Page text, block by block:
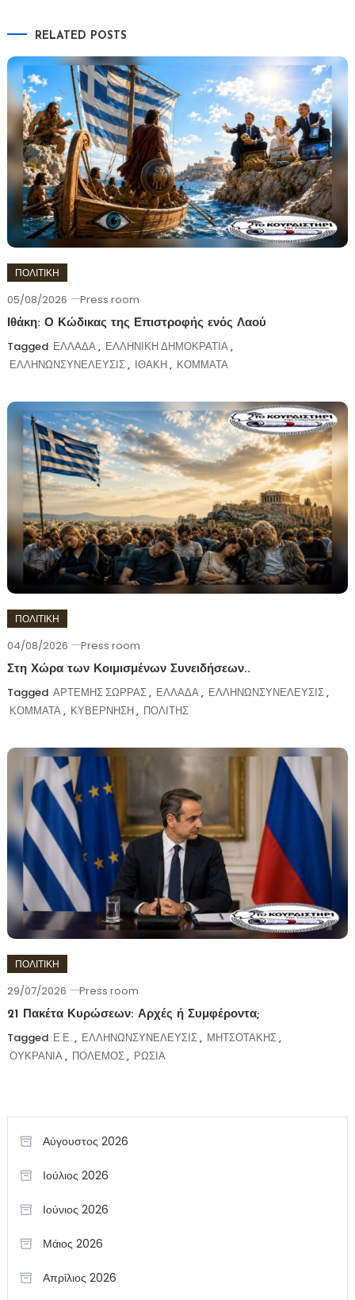
RELATED POSTS
ΠΟΛΙΤΙΚΗ
05/08/2026 Press room
Ιθάκη: Ο Κώδικας της Επιστροφής ενός Λαού
Tagged ΕΛΛΑΔΑ, ΕΛΛΗΝΙΚΗ ΔΗΜΟΚΡΑΤΙΑ,
ΕΛΛΗΝΩΝΣΥΝΕΛΕΥΣΙΣ, ΙΘΑΚΗ, ΚΟΜΜΑΤΑ
ΠΟΛΙΤΙΚΗ
04/08/2026 Press room
Στη Χώρα των Κοιμισμένων Συνειδήσεων..
Tagged ΑΡΤΕΜΗΣ ΣΩΡΡΑΣ, ΕΛΛΑΔΑ, ΕΛΛΗΝΩΝΣΥΝΕΛΕΥΣΙΣ,
ΚΟΜΜΑΤΑ, ΚΥΒΕΡΝΗΣΗ, ΠΟΛΙΤΗΣ
ΠΟΛΙΤΙΚΗ
29/07/2026 Press room
21 Πακέτα Κυρώσεων: Αρχές ή Συμφέροντα;
Tagged Ε.Ε. , ΕΛΛΗΝΩΝΣΥΝΕΛΕΥΣΙΣ, ΜΗΤΣΟΤΑΚΗΣ,
ΟΥΚΡΑΝΙΑ, ΠΟΛΕΜΟΣ, ΡΩΣΙΑ
Αύγουστος 2026
Ιούλιος 2026
Ιούνιος 2026
Μάιος 2026
Απρίλιος 2026